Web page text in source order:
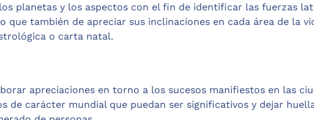
planetas y los aspectos con el fin de identificar las fuerzas
que también de apreciar sus inclinaciones en cada área de la
o carta natal.
apreciaciones en torno a los sucesos manifiestos en las
de carácter mundial que puedan ser significativos y dejar